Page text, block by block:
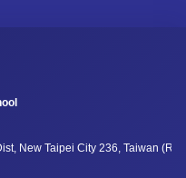
New Taipei City 236, Taiwan